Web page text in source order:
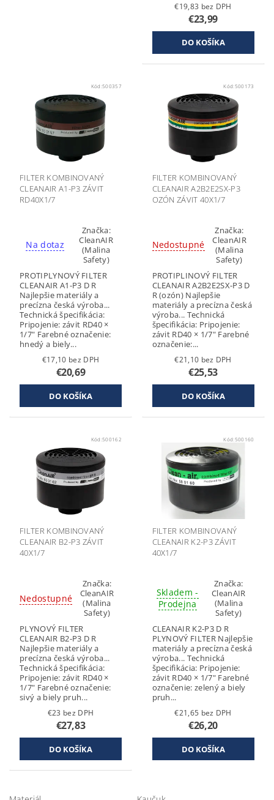
€19,83 bez DPH
€23,99
Kód:500357
FILTER KOMBINOVANÝ
CLEANAIR A1-P3 ZÁVIT
RD40X1/7
Na dotaz
Značka:
CleanAIR
(Malina
Safety)
PROTIPLYNOVÝ FILTER
CLEANAIR A1-P3 D R
Najlepšie materiály a
precízna česká výroba...
Technická špecifikácia:
Pripojenie: závit RD40 ×
1/7" Farebné označenie:
hnedý a biely...
€17,10 bez DPH
€20,69
Kód: 500173
FILTER KOMBINOVANÝ
CLEANAIR A2B2E2SX-P3
OZÓN ZÁVIT 40X1/7
Nedostupné
Značka:
CleanAIR
(Malina
Safety)
PROTIPLINOVÝ FILTER
CLEANAIR A2B2E2SX-P3 D
R (ozón) Najlepšie
materiály a precízna česká
výroba... Technická
špecifikácia: Pripojenie:
závit RD40 × 1/7" Farebné
označenie:...
€21,10 bez DPH
€25,53
Kód:500162
FILTER KOMBINOVANÝ
CLEANAIR B2-P3 ZÁVIT
40X1/7
Nedostupné
Značka:
CleanAIR
(Malina
Safety)
PLYNOVÝ FILTER
CLEANAIR B2-P3 D R
Najlepšie materiály a
precízna česká výroba...
Technická špecifikácia:
Pripojenie: závit RD40 ×
1/7" Farebné označenie:
sivý a biely pruh...
€23 bez DPH
€27,83
Kód: 500160
FILTER KOMBINOVANÝ
CLEANAIR K2-P3 ZÁVIT
40X1/7
Skladem -
Prodejna
Značka:
CleanAIR
(Malina
Safety)
CLEANAIR K2-P3 D R
PLYNOVÝ FILTER Najlepšie
materiály a precízna česká
výroba... Technická
špecifikácia: Pripojenie:
závit RD40 × 1/7" Farebné
označenie: zelený a biely
pruh...
€21,65 bez DPH
€26,20